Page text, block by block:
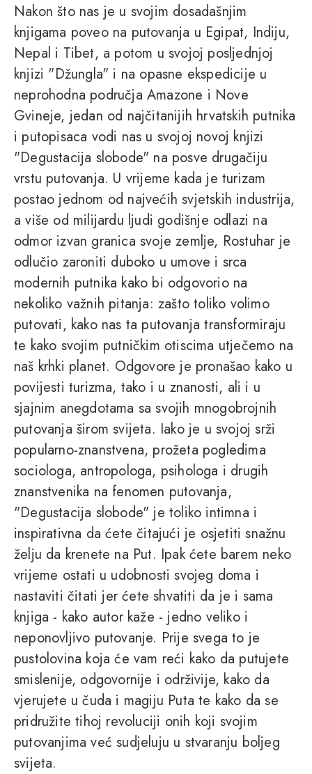
Nakon što nas je u svojim dosadašnjim
knjigama poveo na putovanja u Egipat, Indiju,
Nepal i Tibet, a potom u svojoj posljednjoj
knjizi "Džungla" i na opasne ekspedicije u
neprohodna područja Amazone i Nove
Gvineje, jedan od najčitanijih hrvatskih putnika
i putopisaca vodi nas u svojoj novoj knjizi
"Degustacija slobode" na posve drugačiju
vrstu putovanja. U vrijeme kada je turizam
postao jednom od najvećih svjetskih industrija,
a više od milijardu ljudi godišnje odlazi na
odmor izvan granica svoje zemlje, Rostuhar je
odlučio zaroniti duboko u umove i srca
modernih putnika kako bi odgovorio na
nekoliko važnih pitanja: zašto toliko volimo
putovati, kako nas ta putovanja transformiraju
te kako svojim putničkim otiscima utječemo na
naš krhki planet. Odgovore je pronašao kako u
povijesti turizma, tako i u znanosti, ali i u
sjajnim anegdotama sa svojih mnogobrojnih
putovanja širom svijeta. Iako je u svojoj srži
popularno-znanstvena, prožeta pogledima
sociologa, antropologa, psihologa i drugih
znanstvenika na fenomen putovanja,
"Degustacija slobode" je toliko intimna i
inspirativna da ćete čitajući je osjetiti snažnu
želju da krenete na Put. Ipak ćete barem neko
vrijeme ostati u udobnosti svojeg doma i
nastaviti čitati jer ćete shvatiti da je i sama
knjiga - kako autor kaže - jedno veliko i
neponovljivo putovanje. Prije svega to je
pustolovina koja će vam reći kako da putujete
smislenije, odgovornije i održivije, kako da
vjerujete u čuda i magiju Puta te kako da se
pridružite tihoj revoluciji onih koji svojim
putovanjima već sudjeluju u stvaranju boljeg
svijeta.